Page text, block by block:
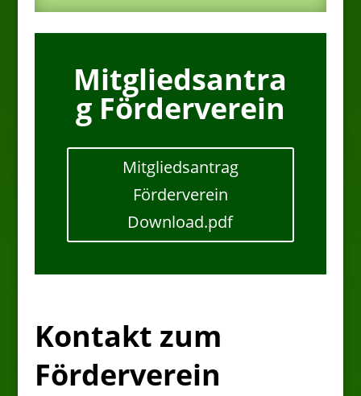
Mitgliedsantra
g Förderverein
Mitgliedsantrag
Förderverein
Download.pdf
Kontakt zum
Förderverein